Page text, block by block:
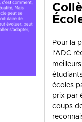
Pour la
l'ADC
écoles
prix par
coups